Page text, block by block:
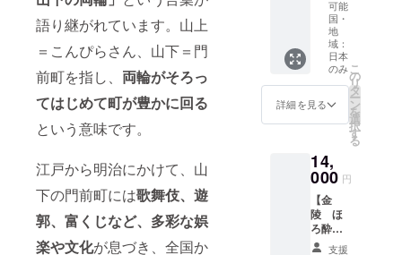
語り継がれています。山上
＝こんぴらさん、山下＝門
前町を指し、 両輪がそろっ
てはじめて町が豊かに回る
という意味です。
江戸から明治にかけて、山
下の門前町には歌舞伎、遊
郭、富くじなど、多彩な娯
楽や文化が息づき、全国か
整致し
ます。
ませ
ん。 ※
ご支援
いただ
いた方
のお名
ホーム
ページ
させて
いただ
きま
す。
（希望
者の
み） 掲
ネーム
可） 備
考欄に
ご記入
がない
場合
は、掲
載いた
しませ
掲載サ
イズ＞
30万円
以上：
文字サ
イズ特
大又は
記載く
ださ
い。 定
休日/
木〜土
曜日 営
業時
体験は
11:00〜
、
13:00〜
、
15:00〜
スター
心。 ア
クセサ
リー制
作歴30
年以上
の店主
者の方
にも作
お教え
します♪
所要時
間：2時
間 対象
年齢：5
歳以上
題に
チャレ
ンジし
ている
竹の産
地まん
の人々
が育ん
竹の恵
みを味
わう
セット
です。
竹あか
りプロ
可能
国・
地
域：
日本
のみ
詳細を見る
こ
の
リ
タ
ー
ン
を
選
択
す
る
14,
000 円
【金
陵 ほ
ろ酔い
セット
支援